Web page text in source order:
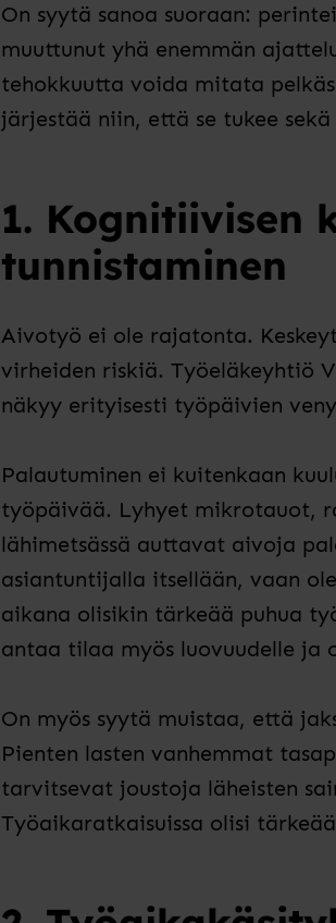
On syytä sanoa suoraan:
muuttunut yhä enemmän
tehokkuutta voida mitata
järjestää niin, että se tukee
1. Kognitiivisen
tunnistaminen
Aivotyö ei ole rajatonta.
virheiden riskiä. Työeläkeyhtiö
näkyy erityisesti työpäivien
Palautuminen ei kuitenkaan
työpäivää. Lyhyet mikrotauot,
lähimetsässä auttavat aivoja
asiantuntijalla itsellään, vaan
aikana olisikin tärkeää puhua
antaa tilaa myös luovuudelle ja
On myös syytä muistaa, että
Pienten lasten vanhemmat
tarvitsevat joustoja läheisten
Työaikaratkaisuissa olisi